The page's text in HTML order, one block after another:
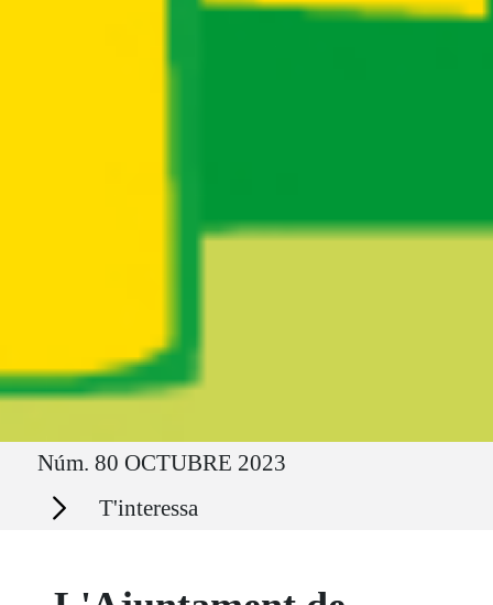
Ruta del sitio
Núm. 80 OCTUBRE 2023
Secciones T'interessa